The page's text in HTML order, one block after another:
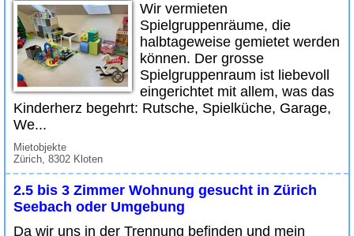
Wir vermieten
Spielgruppenräume, die
halbtageweise gemietet werden
können. Der grosse
Spielgruppenraum ist liebevoll
eingerichtet mit allem, was das
Kinderherz begehrt: Rutsche, Spielküche, Garage,
We...
Mietobjekte
Zürich, 8302 Kloten
2.5 bis 3 Zimmer Wohnung gesucht in Zürich
Seebach oder Umgebung
Da wir uns in der Trennung befinden und mein